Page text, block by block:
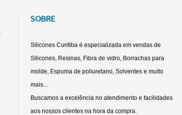
SOBRE
Silicones Curitiba é especializada em vendas de
Silicones, Resinas, Fibra de vidro, Borrachas para
molde, Espuma de poliuretano, Solventes e muito
mais...
Buscamos a excelência no atendimento e facilidades
aos nossos clientes na hora da compra.